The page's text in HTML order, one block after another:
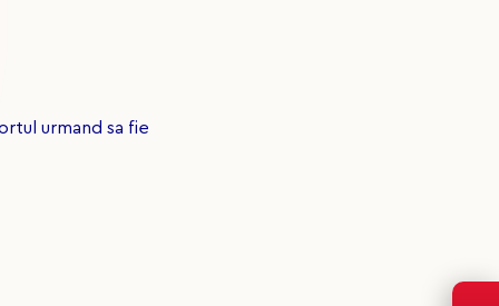
urmand sa fie